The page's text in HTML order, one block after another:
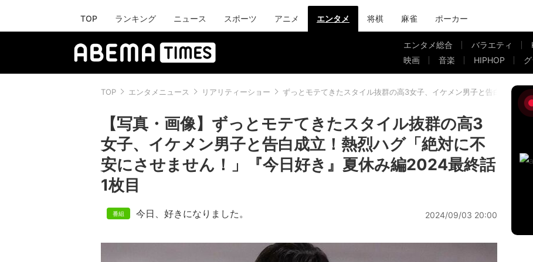
TOP ランキング ニュース スポーツ アニメ エンタメ 将棋 麻雀 ポーカー
エンタメ総合 バラエティ
映画
音楽 HIPHOP
TOP エンタメニュース リアリティーショー ずっとモテてきたスタイル抜群の高3女子、イケメン男子と告白成立！
【写真・画像】ずっとモテてきたスタイル抜群の高3
女子、イケメン男子と告白成立！熱烈ハグ「絶対に不
安にさせません！」『今日好き』夏休み編2024最終話
1枚目
今日、好きになりました。 2024/09/03 20:00